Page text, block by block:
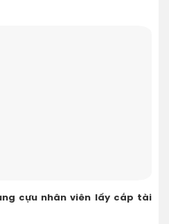
cựu nhân viên lấy cắp tài